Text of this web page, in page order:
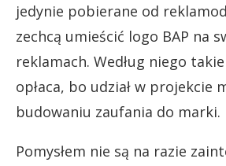
jedynie pobierane od
zechcą umieścić logo BAP na
reklamach. Według niego
opłaca, bo udział w projekcie
budowaniu zaufania do marki.
Pomysłem nie są na razie